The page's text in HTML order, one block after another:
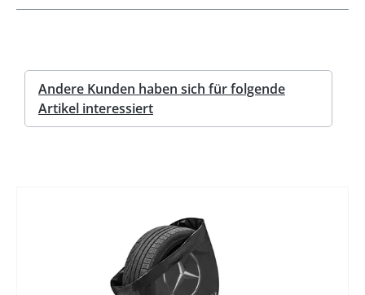
Andere Kunden haben sich für folgende
Artikel interessiert